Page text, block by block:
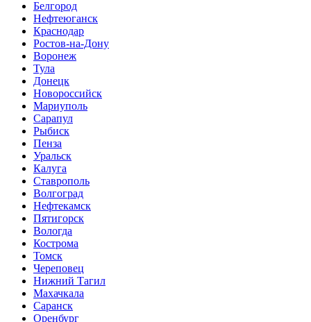
Белгород
Нефтеюганск
Краснодар
Ростов-на-Дону
Воронеж
Тула
Донецк
Новороссийск
Мариуполь
Сарапул
Рыбиск
Пенза
Уральск
Калуга
Ставрополь
Волгоград
Нефтекамск
Пятигорск
Вологда
Кострома
Томск
Череповец
Нижний Тагил
Махачкала
Саранск
Оренбург